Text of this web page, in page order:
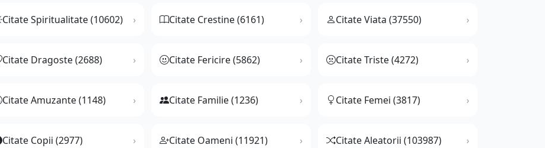
Citate Spiritualitate (10602) Citate Crestine (6161) Citate Viata (37550)
Citate Dragoste (2688) Citate Fericire (5862) Citate Triste (4272)
Citate Amuzante (1148) Citate Familie (1236) Citate Femei (3817)
Citate Copii (2977) Citate Oameni (11921) Citate Aleatorii (103987)